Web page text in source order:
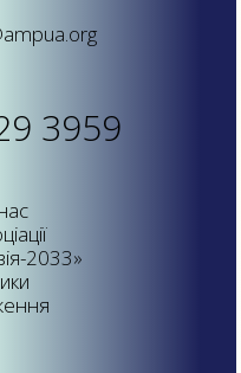
3959
2033»